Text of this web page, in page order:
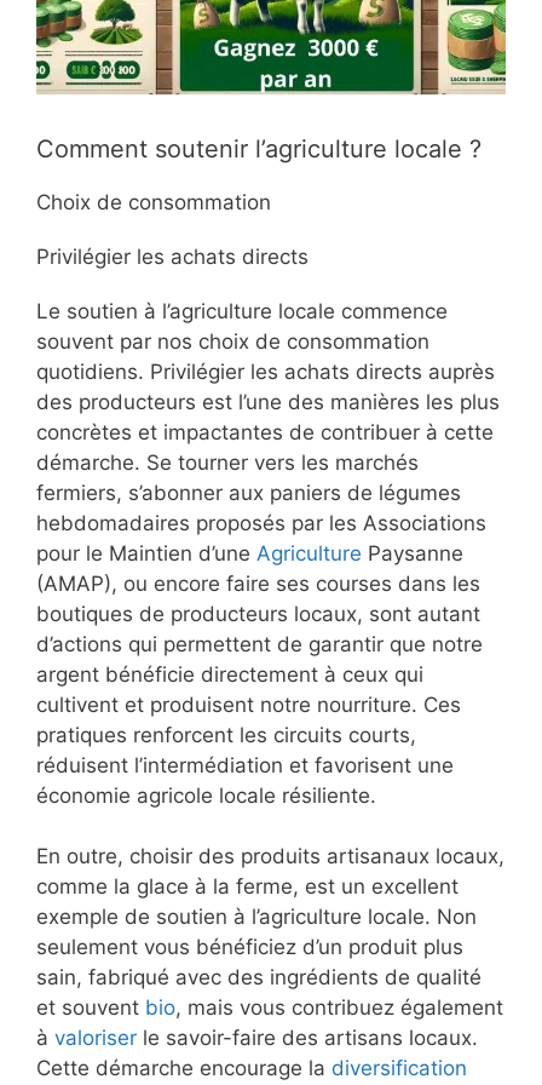
Comment soutenir l’agriculture locale ?
Choix de consommation
Privilégier les achats directs
Le soutien à l’agriculture locale commence
souvent par nos choix de consommation
quotidiens. Privilégier les achats directs auprès
des producteurs est l’une des manières les plus
concrètes et impactantes de contribuer à cette
démarche. Se tourner vers les marchés
fermiers, s’abonner aux paniers de légumes
hebdomadaires proposés par les Associations
pour le Maintien d’une Agriculture Paysanne
(AMAP), ou encore faire ses courses dans les
boutiques de producteurs locaux, sont autant
d’actions qui permettent de garantir que notre
argent bénéficie directement à ceux qui
cultivent et produisent notre nourriture. Ces
pratiques renforcent les circuits courts,
réduisent l’intermédiation et favorisent une
économie agricole locale résiliente.
En outre, choisir des produits artisanaux locaux,
comme la glace à la ferme, est un excellent
exemple de soutien à l’agriculture locale. Non
seulement vous bénéficiez d’un produit plus
sain, fabriqué avec des ingrédients de qualité
et souvent bio, mais vous contribuez également
à valoriser le savoir-faire des artisans locaux.
Cette démarche encourage la diversification